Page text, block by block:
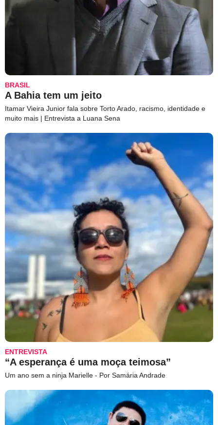
BRASIL
A Bahia tem um jeito
Itamar Vieira Junior fala sobre Torto Arado, racismo, identidade e
muito mais | Entrevista a Luana Sena
ENTREVISTA
“A esperança é uma moça teimosa”
Um ano sem a ninja Marielle - Por Samária Andrade